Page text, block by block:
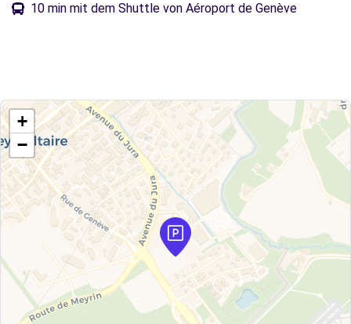
10 min mit dem Shuttle von Aéroport de Genève
+
−